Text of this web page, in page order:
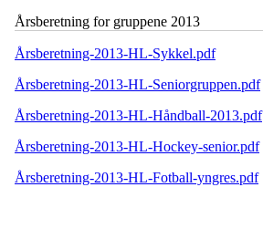
Årsberetning for gruppene 2013
Årsberetning-2013-HL-Sykkel.pdf
Årsberetning-2013-HL-Seniorgruppen.pdf
Årsberetning-2013-HL-Håndball-2013.pdf
Årsberetning-2013-HL-Hockey-senior.pdf
Årsberetning-2013-HL-Fotball-yngres.pdf